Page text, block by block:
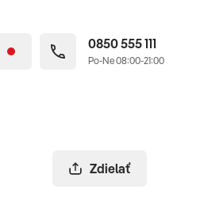
0850 555 111
Po-Ne 08:00-21:00
Zdielať